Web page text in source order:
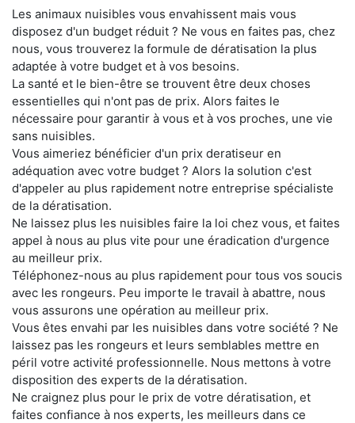
Les animaux nuisibles vous envahissent mais vous
disposez d'un budget réduit ? Ne vous en faites pas, chez
nous, vous trouverez la formule de dératisation la plus
adaptée à votre budget et à vos besoins.
La santé et le bien-être se trouvent être deux choses
essentielles qui n'ont pas de prix. Alors faites le
nécessaire pour garantir à vous et à vos proches, une vie
sans nuisibles.
Vous aimeriez bénéficier d'un prix deratiseur en
adéquation avec votre budget ? Alors la solution c'est
d'appeler au plus rapidement notre entreprise spécialiste
de la dératisation.
Ne laissez plus les nuisibles faire la loi chez vous, et faites
appel à nous au plus vite pour une éradication d'urgence
au meilleur prix.
Téléphonez-nous au plus rapidement pour tous vos soucis
avec les rongeurs. Peu importe le travail à abattre, nous
vous assurons une opération au meilleur prix.
Vous êtes envahi par les nuisibles dans votre société ? Ne
laissez pas les rongeurs et leurs semblables mettre en
péril votre activité professionnelle. Nous mettons à votre
disposition des experts de la dératisation.
Ne craignez plus pour le prix de votre dératisation, et
faites confiance à nos experts, les meilleurs dans ce